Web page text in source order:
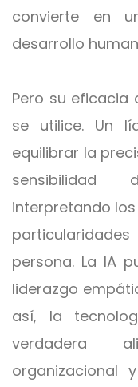
convierte en
desarrollo
Pero su eficacia
se utilice. Un
equilibrar la
sensibilidad
interpretando
persona. La IA
liderazgo
así, la
verdadera